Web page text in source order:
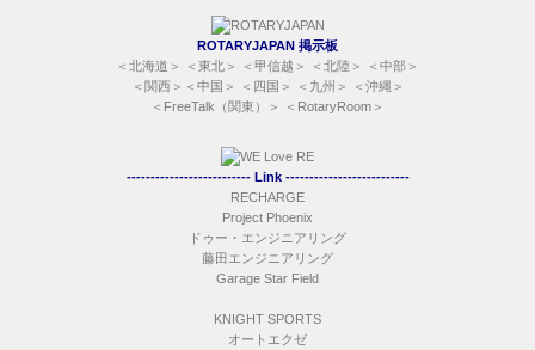
ROTARYJAPAN 掲示板
＜ 北海道 ＞ ＜ 東北 ＞ ＜ 甲信越 ＞ ＜ 北陸 ＞ ＜ 中部 ＞
＜ 関西＞＜ 中国 ＞ ＜ 四国 ＞ ＜ 九州 ＞ ＜ 沖縄 ＞
＜ FreeTalk（関東） ＞ ＜ RotaryRoom ＞
-------------------------- Link --------------------------
RECHARGE
Project Phoenix
ドゥー・エンジニアリング
藤田エンジニアリング
Garage Star Field
KNIGHT SPORTS
オートエクゼ